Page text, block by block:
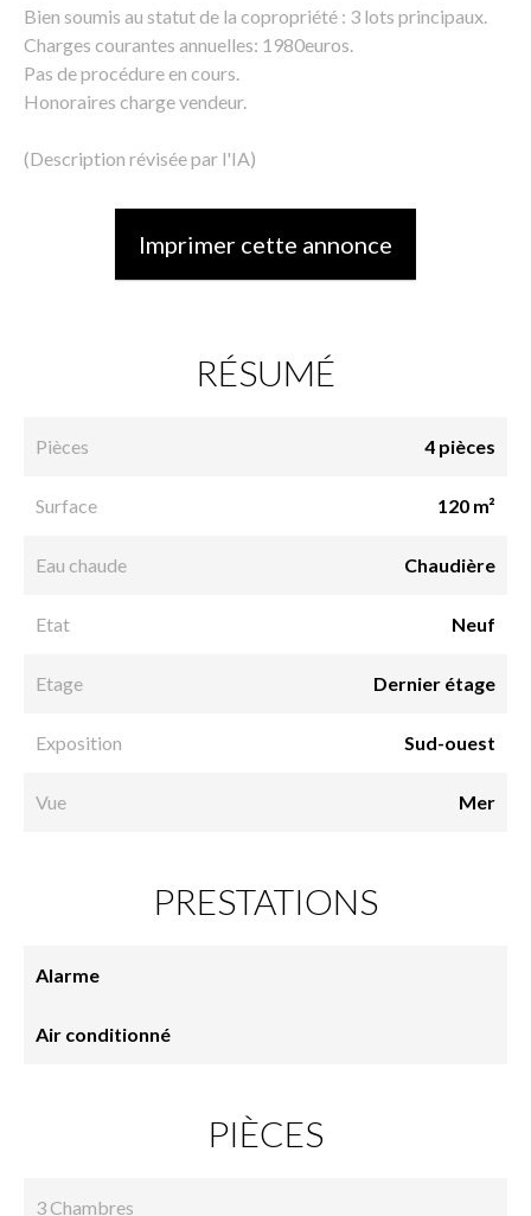
Bien soumis au statut de la copropriété : 3 lots principaux.
Charges courantes annuelles: 1980euros.
Pas de procédure en cours.
Honoraires charge vendeur.
(Description révisée par l'IA)
Imprimer cette annonce
RÉSUMÉ
Pièces 4 pièces
Surface 120 m²
Eau chaude Chaudière
Etat Neuf
Etage Dernier étage
Exposition Sud-ouest
Vue Mer
PRESTATIONS
Alarme
Air conditionné
PIÈCES
3 Chambres